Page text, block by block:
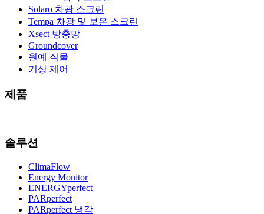
Solaro 차광 스크린
Tempa 차광 및 보온 스크린
Xsect 방충망
Groundcover
원예 직물
기상 제어
제품
솔루션
ClimaFlow
Energy Monitor
ENERGYperfect
PARperfect
PARperfect 냉각